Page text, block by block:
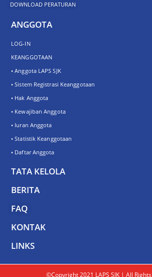
DOWNLOAD PERATURAN
ANGGOTA
LOG-IN
KEANGGOTAAN
• Anggota LAPS SJK
• Sistem Registrasi Keanggotaan
• Hak Anggota
• Kewajiban Anggota
• Iuran Anggota
• Statistik Keanggotaan
• Daftar Anggota
TATA KELOLA
BERITA
FAQ
KONTAK
LINKS
©Copyright 2021 LAPS SJK | All